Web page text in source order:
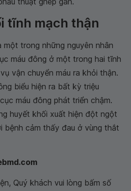
tĩnh mạch thận
một trong những nguyên nhân
máu đông ở một trong hai tĩnh
vận chuyển máu ra khỏi thận.
biểu hiện ra bất kỳ triệu
máu đông phát triển chậm.
huyết khối xuất hiện đột ngột
bệnh cảm thấy đau ở vùng thắt
Quý khách vui lòng bấm số